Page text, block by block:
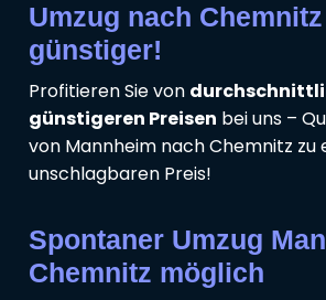
Umzug nach
günstiger!
Profitieren Sie von
günstigeren Preisen bei uns –
von Mannheim nach Chemnitz zu
unschlagbaren Preis!
Spontaner Umzug
Chemnitz möglich